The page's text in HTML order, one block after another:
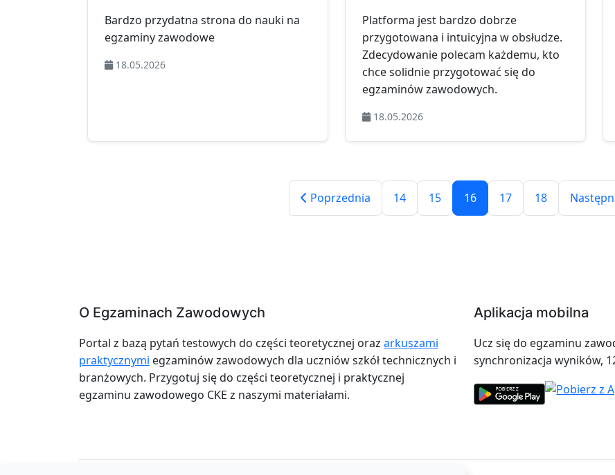
Bardzo przydatna strona do nauki na
egzaminy zawodowe
18.05.2026
Platforma jest bardzo dobrze
przygotowana i intuicyjna w obsłudze.
Zdecydowanie polecam każdemu, kto
chce solidnie przygotować się do
egzaminów zawodowych.
18.05.2026
Poprzednia 14 15 16 17 18
O Egzaminach Zawodowych
Portal z bazą pytań testowych do części teoretycznej oraz arkuszami
praktycznymi egzaminów zawodowych dla uczniów szkół technicznych i
branżowych. Przygotuj się do części teoretycznej i praktycznej
egzaminu zawodowego CKE z naszymi materiałami.
Aplikacja mobilna
Ucz się do egzaminu
synchronizacja wyników,